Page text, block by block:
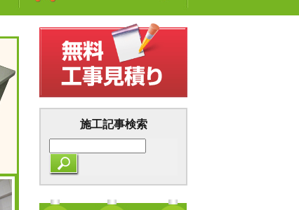
施工記事検索